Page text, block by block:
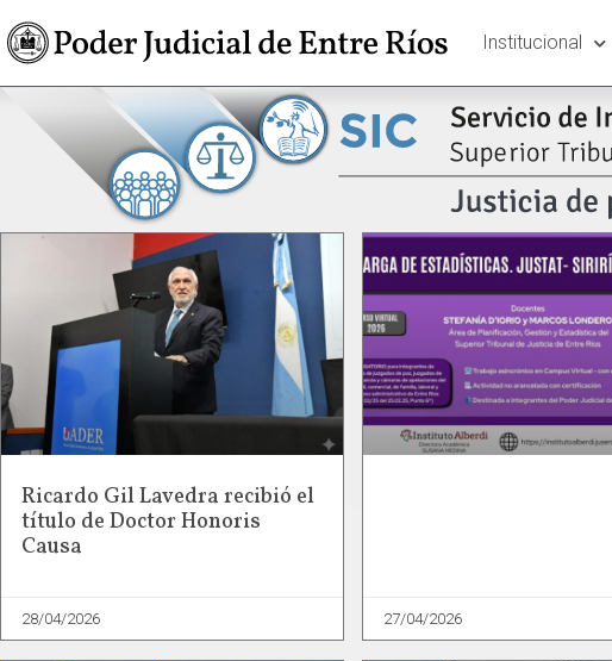
Institucional
Ricardo Gil Lavedra recibió el
título de Doctor Honoris
Causa
28/04/2026 27/04/2026